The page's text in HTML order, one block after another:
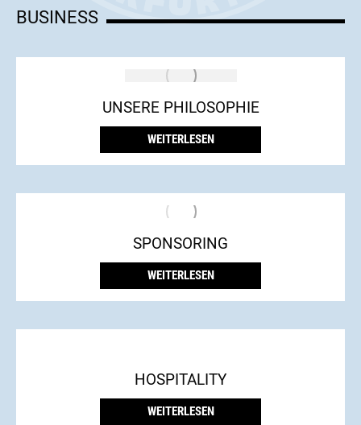
BUSINESS
UNSERE PHILOSOPHIE
WEITERLESEN
SPONSORING
WEITERLESEN
HOSPITALITY
WEITERLESEN